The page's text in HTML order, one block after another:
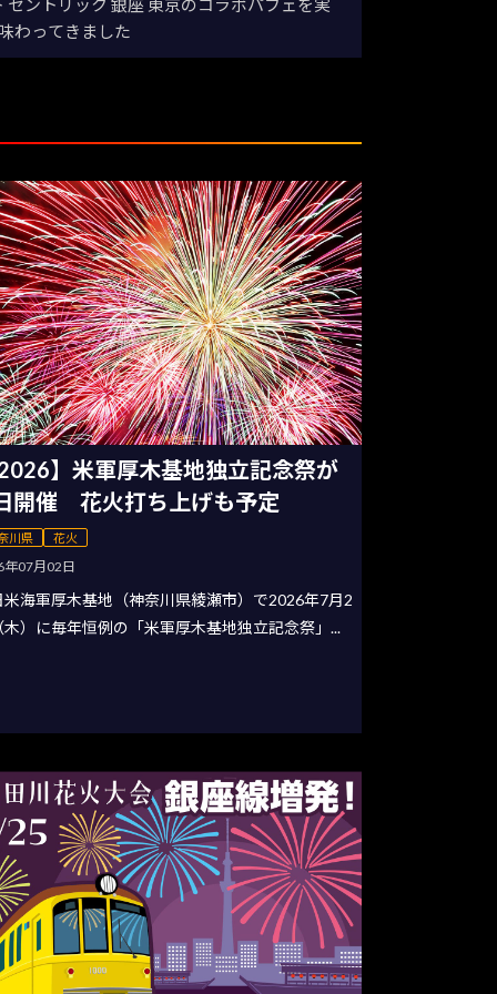
ントリック 銀座 東京のコラボパフェを実
わってきました
】米軍厚木基地独立記念祭が
開催 花火打ち上げも予定
川県 花火
年07月02日
米海軍厚木基地（神奈川県綾瀬市）で2026年7月2
木）に毎年恒例の「米軍厚木基地独立記念祭」...